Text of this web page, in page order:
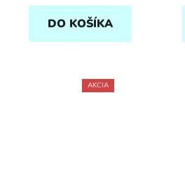
DO KOŠÍKA
AKCIA